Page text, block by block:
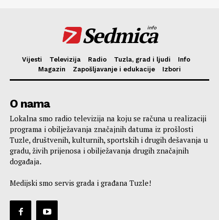
Sedmica
info
Vijesti Televizija Radio Tuzla, grad i ljudi
Info
Magazin
Zapošljavanje i edukacije Izbori
O nama
Lokalna smo radio televizija na koju se računa u realizaciji
programa i obilježavanja značajnih datuma iz prošlosti
Tuzle, društvenih, kulturnih, sportskih i drugih dešavanja u
gradu, živih prijenosa i obilježavanja drugih značajnih
događaja.
Medijski smo servis grada i građana Tuzle!